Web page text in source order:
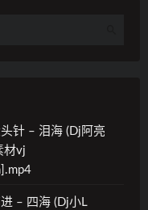
针 – 泪海 (Dj阿亮
材vj
– 四海 (Dj小L